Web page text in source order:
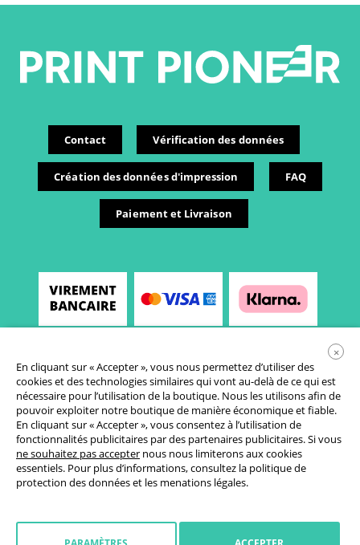
Contact Vérification des données
Création des données d'impression FAQ
Paiement et Livraison
Conditions générales de vente
Déclaration de protection des données
Droit de rétractation
×
En cliquant sur « Accepter », vous nous permettez d’utiliser des
cookies et des technologies similaires qui vont au-delà de ce qui est
nécessaire pour l’utilisation de la boutique. Nous les utilisons afin de
pouvoir exploiter notre boutique de manière économique et fiable.
En cliquant sur « Accepter », vous consentez à l’utilisation de
fonctionnalités publicitaires par des partenaires publicitaires. Si vous
ne souhaitez pas accepter nous nous limiterons aux cookies
essentiels. Pour plus d’informations, consultez la politique de
protection des donnéeset les menations légales.